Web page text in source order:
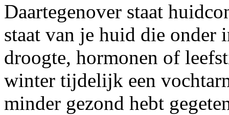
Daartegenover staat
staat van je huid die onder
droogte, hormonen of
winter tijdelijk een
minder gezond hebt